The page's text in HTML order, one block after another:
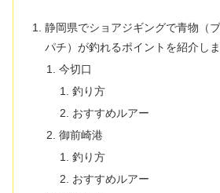
静岡県でショアジギングで青物（
パチ）が釣れるポイントを紹介し
今切口
釣り方
おすすめルアー
御前崎港
釣り方
おすすめルアー